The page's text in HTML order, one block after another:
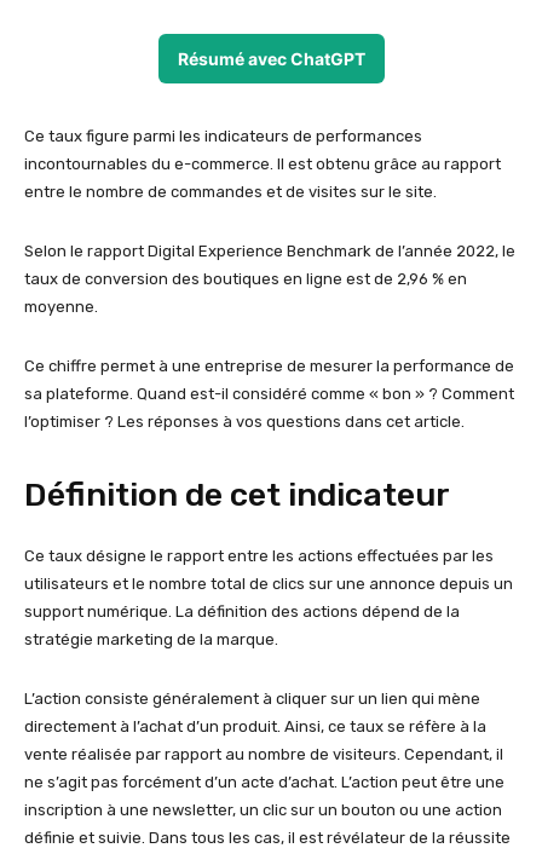
Résumé avec ChatGPT
Ce taux figure parmi les indicateurs de performances
incontournables du e-commerce. Il est obtenu grâce au rapport
entre le nombre de commandes et de visites sur le site.
Selon le rapport Digital Experience Benchmark de l’année 2022, le
taux de conversion des boutiques en ligne est de 2,96 % en
moyenne.
Ce chiffre permet à une entreprise de mesurer la performance de
sa plateforme. Quand est-il considéré comme « bon » ? Comment
l’optimiser ? Les réponses à vos questions dans cet article.
Définition de cet indicateur
Ce taux désigne le rapport entre les actions effectuées par les
utilisateurs et le nombre total de clics sur une annonce depuis un
support numérique. La définition des actions dépend de la
stratégie marketing de la marque.
L’action consiste généralement à cliquer sur un lien qui mène
directement à l’achat d’un produit. Ainsi, ce taux se réfère à la
vente réalisée par rapport au nombre de visiteurs. Cependant, il
ne s’agit pas forcément d’un acte d’achat. L’action peut être une
inscription à une newsletter, un clic sur un bouton ou une action
définie et suivie. Dans tous les cas, il est révélateur de la réussite